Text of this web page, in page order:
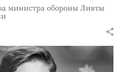
министра обороны Ливты